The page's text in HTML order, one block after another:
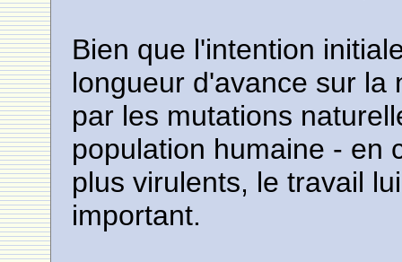
Bien que l'intention
longueur d'avance sur la
par les mutations
population humaine - en
plus virulents, le travail
important.